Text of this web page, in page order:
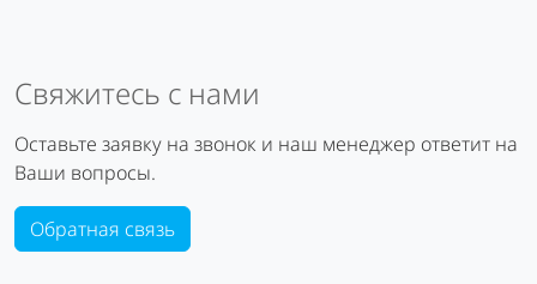
Свяжитесь с нами
Оставьте заявку на звонок и наш менеджер ответит на
Ваши вопросы.
Обратная связь